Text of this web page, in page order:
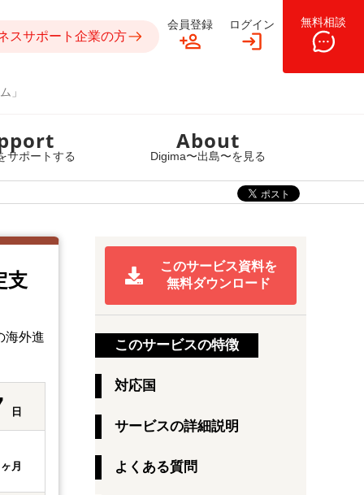
」
スサポート企業の方
会員登録 ログイン 無料相談
サポートする
About
Digima〜出島〜を見る
支
海外進
日
ヶ月
このサービス資料を
無料ダウンロード
このサービスの特徴
対応国
サービスの詳細説明
よくある質問